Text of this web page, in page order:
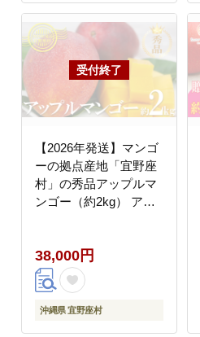
【2026年発送】マンゴ
ーの拠点産地「宜野座
村」の秀品アップルマ
ンゴー（約2kg） アー
キング 完熟 お気に入り
美味しい 人気 おすすめ
地元 沖縄県 先行予約
南国フルーツ デザート
38,000円
沖縄県 宜野座村